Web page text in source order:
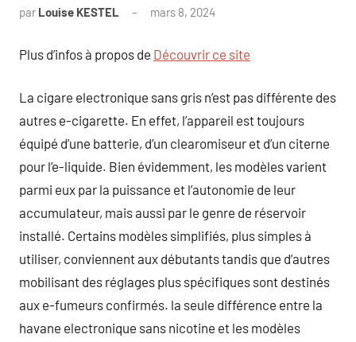
par Louise KESTEL mars 8, 2024
Plus d’infos à propos de Découvrir ce site
La cigare electronique sans gris n’est pas différente des
autres e-cigarette. En effet, l’appareil est toujours
équipé d’une batterie, d’un clearomiseur et d’un citerne
pour l’e-liquide. Bien évidemment, les modèles varient
parmi eux par la puissance et l’autonomie de leur
accumulateur, mais aussi par le genre de réservoir
installé. Certains modèles simplifiés, plus simples à
utiliser, conviennent aux débutants tandis que d’autres
mobilisant des réglages plus spécifiques sont destinés
aux e-fumeurs confirmés. la seule différence entre la
havane electronique sans nicotine et les modèles